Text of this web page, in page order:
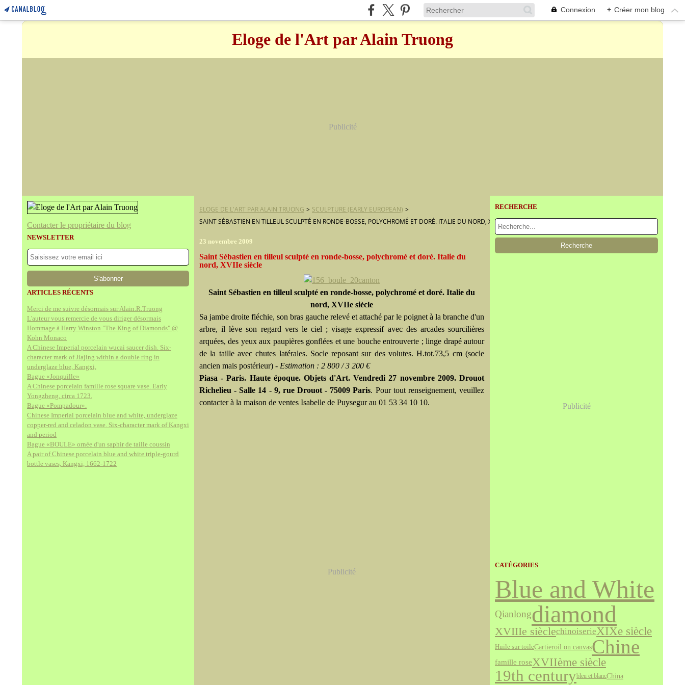
Connexion + Créer mon blog
Eloge de l'Art par Alain Truong
Publicité
Contacter le propriétaire du blog
NEWSLETTER
ARTICLES RÉCENTS
Merci de me suivre désormais sur Alain.R.Truong
L'auteur vous remercie de vous diriger désormais
Hommage à Harry Winston "The King of Diamonds" @
Kohn Monaco
A Chinese Imperial porcelain wucai saucer dish. Six-
character mark of Jiajing within a double ring in
underglaze blue, Kangxi,
Bague «Jonquille»
A Chinese porcelain famille rose square vase. Early
Yongzheng, circa 1723.
Bague «Pompadour».
Chinese Imperial porcelain blue and white, underglaze
copper-red and celadon vase. Six-character mark of Kangxi
and period
Bague «BOULE» ornée d'un saphir de taille coussin
A pair of Chinese porcelain blue and white triple-gourd
bottle vases, Kangxi, 1662-1722
ELOGE DE L'ART PAR ALAIN TRUONG > SCULPTURE (EARLY EUROPEAN) >
SAINT SÉBASTIEN EN TILLEUL SCULPTÉ EN RONDE-BOSSE, POLYCHROMÉ ET DORÉ. ITALIE DU NORD, XVIIE SIÈCLE
23 novembre 2009
Saint Sébastien en tilleul sculpté en ronde-bosse, polychromé et doré. Italie du
nord, XVIIe siècle
Saint Sébastien en tilleul sculpté en ronde-bosse, polychromé et doré. Italie du
nord, XVIIe siècle
Sa jambe droite fléchie, son bras gauche relevé et attaché par le poignet à la branche d'un
arbre, il lève son regard vers le ciel ; visage expressif avec des arcades sourcilières
arquées, des yeux aux paupières gonflées et une bouche entrouverte ; linge drapé autour
de la taille avec chutes latérales. Socle reposant sur des volutes. H.tot.73,5 cm (socle
ancien mais postérieur) - Estimation : 2 800 / 3 200 €
Piasa - Paris. Haute époque. Objets d'Art. Vendredi 27 novembre 2009. Drouot
Richelieu - Salle 14 - 9, rue Drouot - 75009 Paris. Pour tout renseignement, veuillez
contacter à la maison de ventes Isabelle de Puysegur au 01 53 34 10 10.
Publicité
RECHERCHE
Publicité
CATÉGORIES
Blue and White
Qianlongdiamond
XVIIIe sièclechinoiserieXIXe siècle
Huile sur toileCartieroil on canvasChine
famille roseXVIIème siècle
19th centurybleu et blancChina